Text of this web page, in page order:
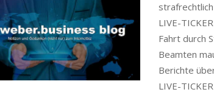
LIVE-
Fahrt durch
Beamten
Berichte
LIVE-